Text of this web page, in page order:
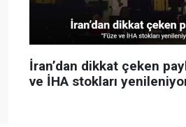
İran’dan dikkat çeken
ve İHA stokları